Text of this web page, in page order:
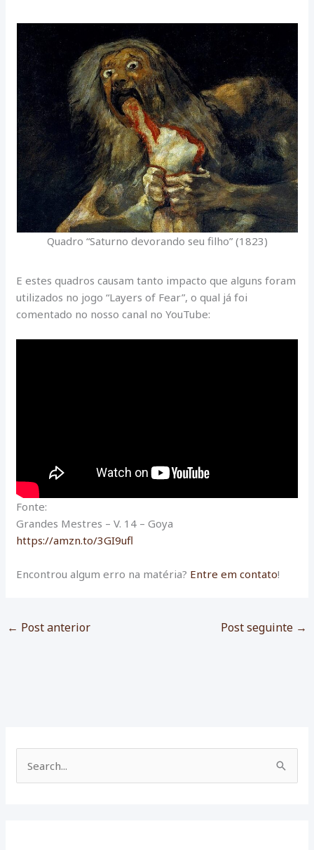
e
Quadro “Saturno devorando seu filho” (1823)
E estes quadros causam tanto impacto que alguns foram
utilizados no jogo “Layers of Fear”, o qual já foi
comentado no nosso canal no YouTube:
Fonte:
Grandes Mestres – V. 14 – Goya
https://amzn.to/3GI9ufl
Encontrou algum erro na matéria? Entre em contato!
← Post anterior Post seguinte →